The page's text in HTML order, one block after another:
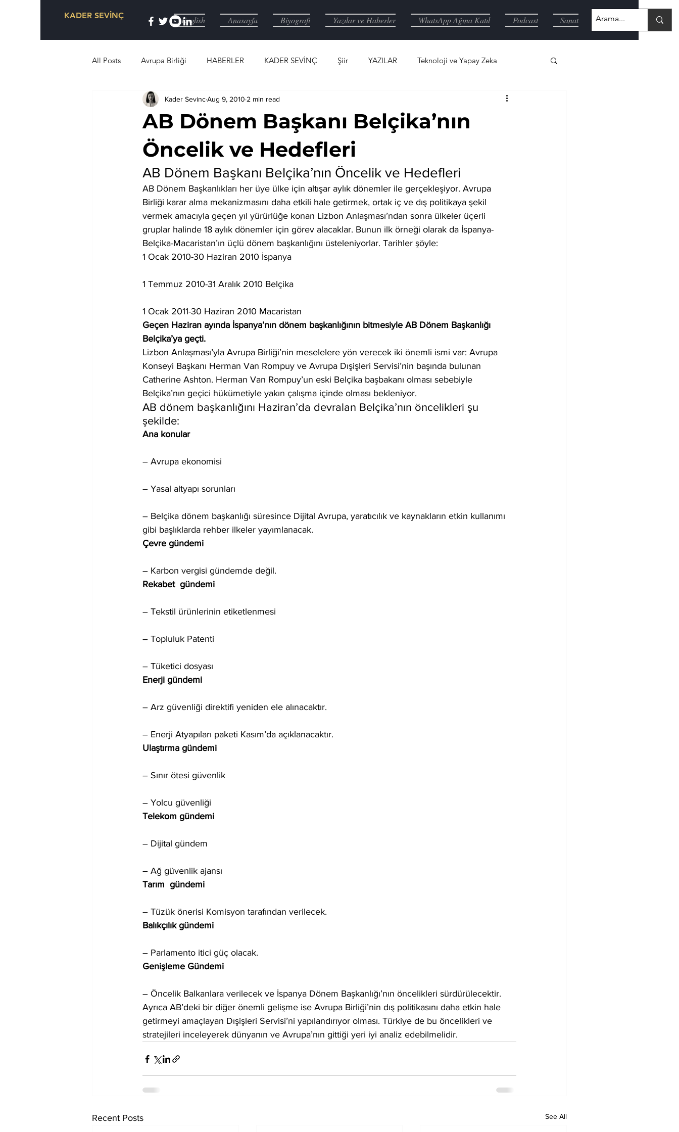
KADER SEVİNÇ English Anasayfa Biyografi Yazılar ve Haberler WhatsApp Ağına Katıl Podcast Sanat
All Posts Avrupa Birliği HABERLER KADER SEVİNÇ Şiir YAZILAR Teknoloji ve Yapay Zeka
Kurumsal Yönetim Forward 1919 Atatürk
AB Dönem Başkanı Belçika’nın
Öncelik ve Hedefleri
Kader SevincAug 9, 2010 2 min read
AB Dönem Başkanı Belçika’nın Öncelik ve Hedefleri
AB Dönem Başkanlıkları her üye ülke için altışar aylık dönemler ile gerçekleşiyor. Avrupa
Birliği karar alma mekanizmasını daha etkili hale getirmek, ortak iç ve dış politikaya şekil
vermek amacıyla geçen yıl yürürlüğe konan Lizbon Anlaşması’ndan sonra ülkeler üçerli
gruplar halinde 18 aylık dönemler için görev alacaklar. Bunun ilk örneği olarak da İspanya-
Belçika-Macaristan’ın üçlü dönem başkanlığını üsteleniyorlar. Tarihler şöyle:
1 Ocak 2010-30 Haziran 2010 İspanya
1 Temmuz 2010-31 Aralık 2010 Belçika
1 Ocak 2011-30 Haziran 2010 Macaristan
Geçen Haziran ayında İspanya’nın dönem başkanlığının bitmesiyle AB Dönem Başkanlığı
Belçika’ya geçti.
Lizbon Anlaşması’yla Avrupa Birliği’nin meselelere yön verecek iki önemli ismi var: Avrupa
Konseyi Başkanı Herman Van Rompuy ve Avrupa Dışişleri Servisi’nin başında bulunan
Catherine Ashton. Herman Van Rompuy’un eski Belçika başbakanı olması sebebiyle
Belçika’nın geçici hükümetiyle yakın çalışma içinde olması bekleniyor.
AB dönem başkanlığını Haziran’da devralan Belçika’nın öncelikleri şu
şekilde:
Ana konular
– Avrupa ekonomisi
– Yasal altyapı sorunları
– Belçika dönem başkanlığı süresince Dijital Avrupa, yaratıcılık ve kaynakların etkin kullanımı
gibi başlıklarda rehber ilkeler yayımlanacak.
Çevre gündemi
– Karbon vergisi gündemde değil.
Rekabet  gündemi
– Tekstil ürünlerinin etiketlenmesi
– Topluluk Patenti
– Tüketici dosyası
Enerji gündemi
– Arz güvenliği direktifi yeniden ele alınacaktır.
– Enerji Atyapıları paketi Kasım’da açıklanacaktır.
Ulaştırma gündemi
– Sınır ötesi güvenlik
– Yolcu güvenliği
Telekom gündemi
– Dijital gündem
– Ağ güvenlik ajansı
Tarım  gündemi
– Tüzük önerisi Komisyon tarafından verilecek.
Balıkçılık gündemi
– Parlamento itici güç olacak.
Genişleme Gündemi
– Öncelik Balkanlara verilecek ve İspanya Dönem Başkanlığı’nın öncelikleri sürdürülecektir.
Ayrıca AB’deki bir diğer önemli gelişme ise Avrupa Birliği’nin dış politikasını daha etkin hale
getirmeyi amaçlayan Dışişleri Servisi’ni yapılandırıyor olması. Türkiye de bu öncelikleri ve
stratejileri inceleyerek dünyanın ve Avrupa’nın gittiği yeri iyi analiz edebilmelidir.
Recent Posts See All